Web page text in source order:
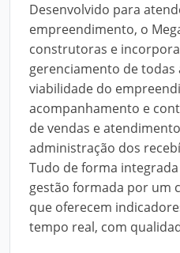
Desenvolvido para
empreendimento, o
construtoras e
gerenciamento de todas
viabilidade do
acompanhamento e
de vendas e
administração dos
Tudo de forma
gestão formada por um
que oferecem
tempo real, com